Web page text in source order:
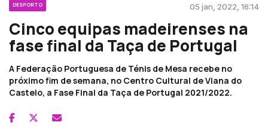
DESPORTO 05 jan, 2022, 16:14
Cinco equipas madeirenses na
fase final da Taça de Portugal
A Federação Portuguesa de Ténis de Mesa recebe no
próximo fim de semana, no Centro Cultural de Viana do
Castelo, a Fase Final da Taça de Portugal 2021/2022.